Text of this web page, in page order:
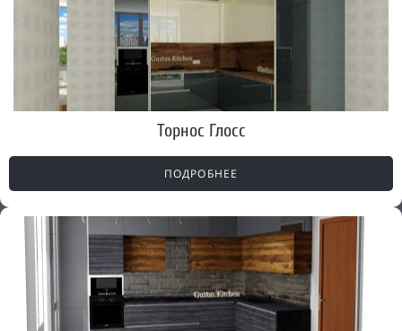
Торнос Глосс
ПОДРОБНЕЕ